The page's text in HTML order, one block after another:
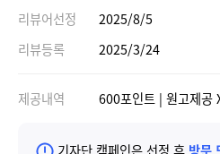
리뷰어선정
2025/8/5
리뷰등록
2025/3/24
제공내역 600포인트 | 원고제공